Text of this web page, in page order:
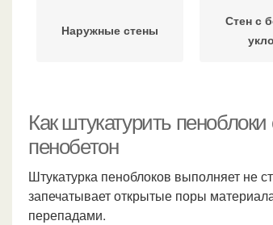
Наружные стены
Стен с
Как штукатурить
пенобетон
Штукатурка пеноблоков выполняет не
запечатывает открытые поры
перепадами.